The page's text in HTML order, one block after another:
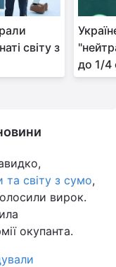
світу з
до 1/4
та світу з сумо,
вирок.
окупанта.